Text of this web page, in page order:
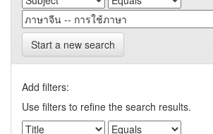
Start a new search
Add filters:
Use filters to refine the search results.